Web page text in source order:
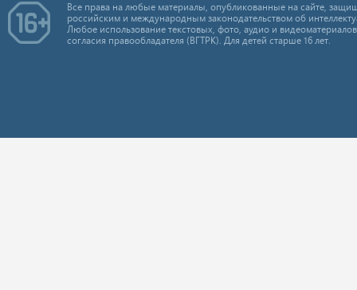
Все права на любые материалы, опубликованные на сайте,
российским и международным законодательством об
Любое использование текстовых, фото, аудио и
согласия правообладателя (ВГТРК). Для детей старше 16 лет.